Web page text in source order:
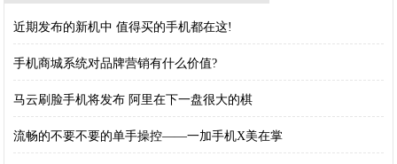
近期发布的新机中 值得买的手机都在这!
手机商城系统对品牌营销有什么价值?
马云刷脸手机将发布 阿里在下一盘很大的棋
流畅的不要不要的单手操控——一加手机X美在掌